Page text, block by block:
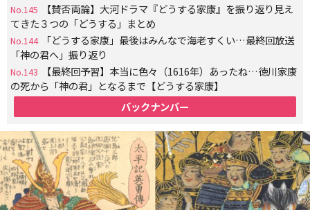
No.145
【賛否両論】大河ドラマ『どうする家康』を振り返り見え
てきた３つの「どうする」まとめ
No.144
「どうする家康」最後はみんなで海老すくい…最終回放送
「神の君へ」振り返り
No.143
【最終回予習】本当に色々（1616年）あったね…徳川家康
の死から「神の君」となるまで【どうする家康】
バックナンバー